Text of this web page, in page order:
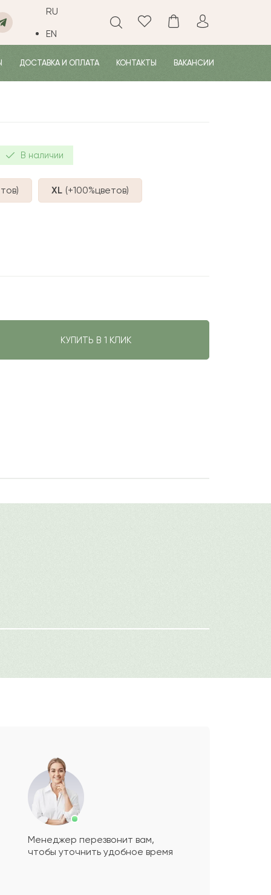
RU
EN
ДОСТАВКА И ОПЛАТА КОНТАКТЫ ВАКАНСИИ
В наличии
) XL (+100%цветов)
КУПИТЬ В 1 КЛИК
будет+?
Менеджер перезвонит вам,
чтобы уточнить удобное время